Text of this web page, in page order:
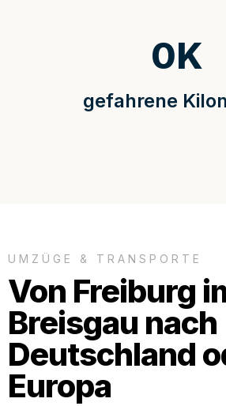
gefahrene
0K
UMZÜGE & TRANSPORTE
Von Freiburg
Breisgau nach
Deutschland
Europa